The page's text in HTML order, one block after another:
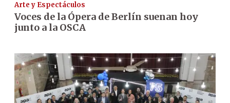
Arte y Espectáculos
Voces de la Ópera de Berlín suenan hoy
junto a la OSCA